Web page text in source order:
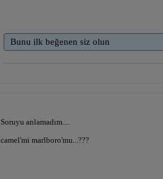
Bunu ilk beğenen siz olun
Soruyu anlamadım....
camel'mi marlboro'mu...???